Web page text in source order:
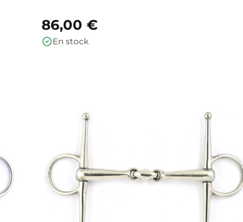
86,00 €
En stock